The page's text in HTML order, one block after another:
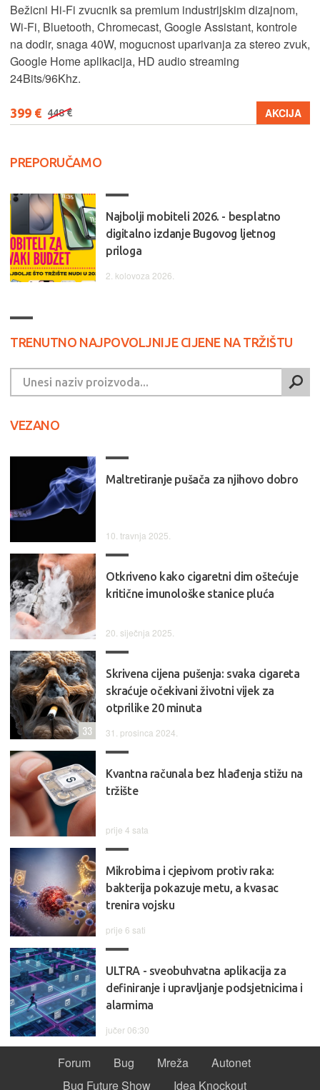
Bežicni Hi-Fi zvucnik sa premium industrijskim dizajnom,
Wi-Fi, Bluetooth, Chromecast, Google Assistant, kontrole
na dodir, snaga 40W, mogucnost uparivanja za stereo zvuk,
Google Home aplikacija, HD audio streaming
24Bits/96Khz.
399 € 448 € AKCIJA
PREPORUČAMO
Najbolji mobiteli 2026. - besplatno
digitalno izdanje Bugovog ljetnog
priloga
2. kolovoza 2026.
TRENUTNO NAJPOVOLJNIJE CIJENE NA TRŽIŠTU
VEZANO
Maltretiranje pušača za njihovo dobro
10. travnja 2025.
Otkriveno kako cigaretni dim oštećuje
kritične imunološke stanice pluća
20. siječnja 2025.
Skrivena cijena pušenja: svaka cigareta
skraćuje očekivani životni vijek za
otprilike 20 minuta
31. prosinca 2024.
33
Kvantna računala bez hlađenja stižu na
tržište
prije 4 sata
Mikrobima i cjepivom protiv raka:
bakterija pokazuje metu, a kvasac
trenira vojsku
prije 6 sati
ULTRA - sveobuhvatna aplikacija za
definiranje i upravljanje podsjetnicima i
alarmima
jučer 06:30
Forum Bug Mreža
Autonet
Bug Future Show
Idea Knockout